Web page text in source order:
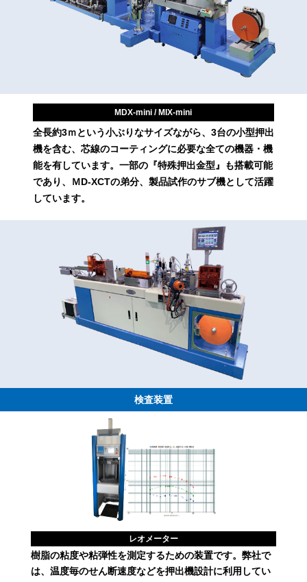
MDX-mini / MIX-mini
全長約3ｍという小ぶりなサイズながら、3台の小型押出
機を含む、芯線のコーティングに必要な全ての機器・機
能を有しています。一部の『特殊押出金型』も搭載可能
であり、ＭD-XCTの弟分、製品試作のサブ機として活躍
しています。
検査装置
レオメーター
樹脂の粘度や粘弾性を測定するための装置です。弊社で
は、温度毎のせん断速度などを押出機設計に利用してい